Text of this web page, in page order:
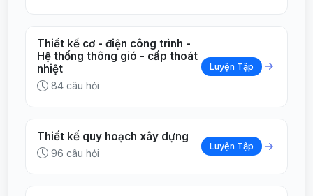
Thiết kế cơ - điện công trình -
Hệ thống thông gió - cấp thoát
nhiệt
84 câu hỏi
Luyện Tập
Thiết kế quy hoạch xây dựng
96 câu hỏi
Luyện Tập